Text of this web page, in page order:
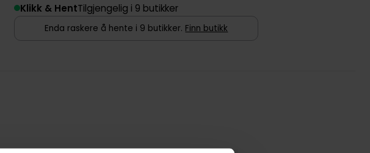
Klikk & HentTilgjengelig i 9 butikker
Enda raskere å hente i 9 butikker. Finn butikk